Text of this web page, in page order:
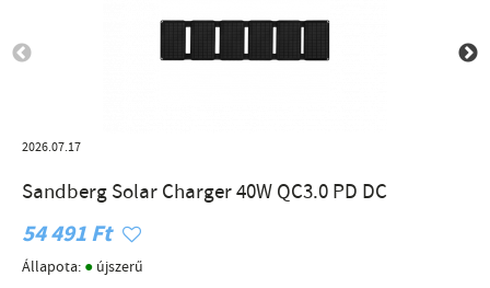
2026.07.17
Sandberg Solar Charger 40W QC3.0 PD DC
54 491 Ft
Állapota: ● újszerű